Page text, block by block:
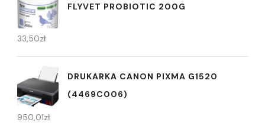
FLYVET PROBIOTIC 200G
33,50zł
DRUKARKA CANON PIXMA G1520
(4469C006)
950,01zł